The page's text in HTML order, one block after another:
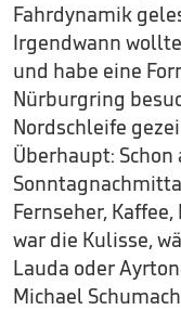
Fahrdynamik
Irgendwann
und habe eine
Nürburgring
Nordschleife
Überhaupt:
Fernseher,
war die Kulisse,
Lauda oder
Michael